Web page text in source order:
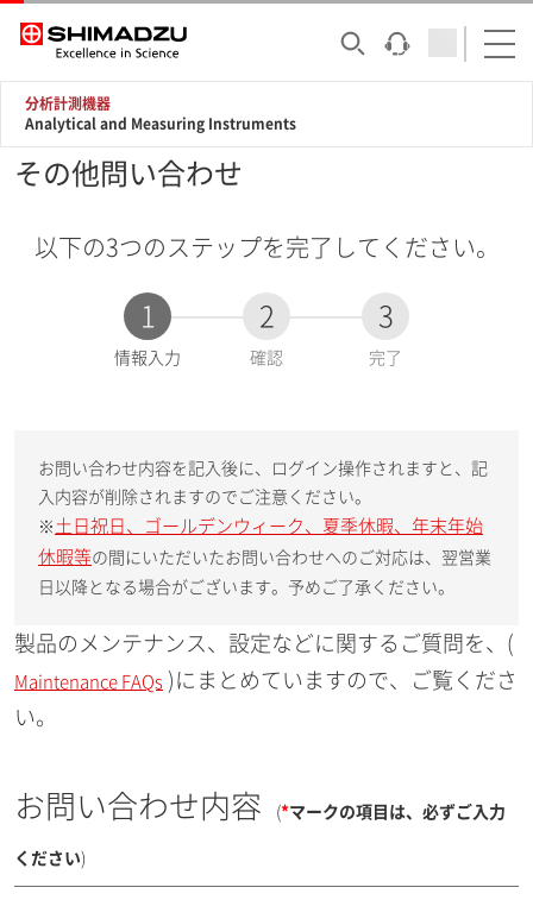
分析計測機器
Analytical and Measuring Instruments
その他問い合わせ
以下の3つのステップを完了してください。
1
現
情報入力
2
確認
3
完了
お問い合わせ内容を記入後に、ログイン操作されますと、記
入内容が削除されますのでご注意ください。
※ 土日祝日、ゴールデンウィーク、夏季休暇、年末年始
休暇等の間にいただいたお問い合わせへのご対応は、翌営業
日以降となる場合がございます。予めご了承ください。
製品のメンテナンス、設定などに関するご質問を、(
Maintenance FAQs )にまとめていますので、ご覧くださ
い。
お問い合わせ内容 (*マークの項目は、必ずご入力
ください)